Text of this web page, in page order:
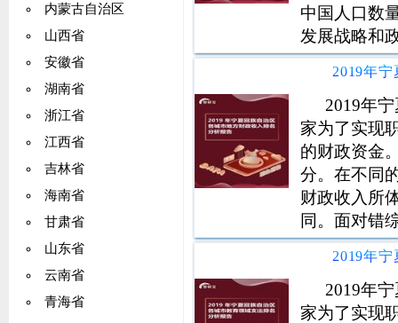
内蒙古自治区
山西省
安徽省
湖南省
浙江省
江西省
吉林省
海南省
甘肃省
山东省
云南省
青海省
中国人口数
发展战略和
济和社会发
义现代化国
确的统计信
2019年
家为了实现
的财政资金
分。在不同
财政收入所
同。面对错
务，在以习
深入贯彻落
调，按照高
2019年
家为了实现